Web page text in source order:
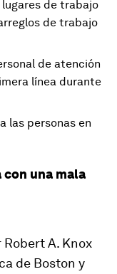
de trabajo
de trabajo
de atención
línea durante
las personas en
una mala
A. Knox
de Boston y